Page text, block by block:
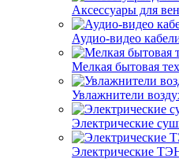
Аксессуары для
Аудио-видео
Мелкая бытовая
Увлажнители
Электрические
Электрические